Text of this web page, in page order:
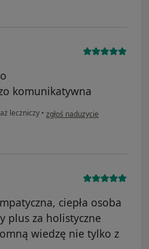
komunikatywna
leczniczy • w opinii użytkownika Klaudia P
zgłoś nadużycie
ciepła osoba
plus za holistyczne
wiedzę nie tylko z